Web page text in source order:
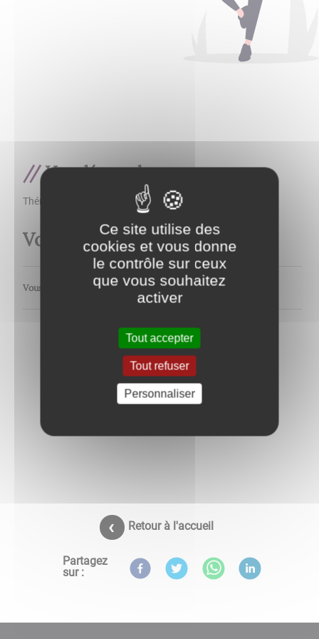
Vos démarches
Thématique
Vos démarches
Vous pouvez également consulter le site duSERVICE PUBLIC
Retour à l'accueil
Partagez
sur :
Ce site utilise des
cookies et vous donne
le contrôle sur ceux
que vous souhaitez
activer
Tout accepter
Tout refuser
Personnaliser